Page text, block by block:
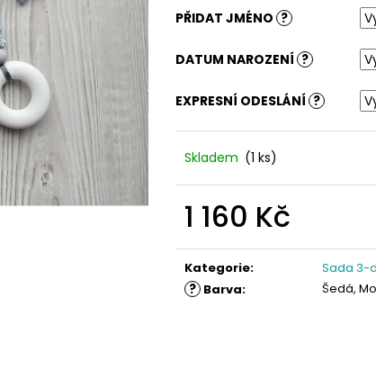
PŘIDAT JMÉNO ?
DATUM NAROZENÍ ?
EXPRESNÍ ODESLÁNÍ ?
Skladem (1 ks)
1 160 Kč
cena:
Kategorie: Sada 3-
? Barva: Šedá,